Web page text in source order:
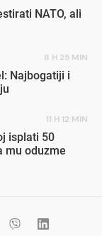
NATO, ali
8 H 25 MIN
Najbogatiji i
11 H 12 MIN
isplati 50
mu oduzme